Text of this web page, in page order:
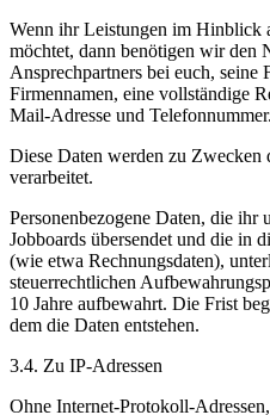
Wenn ihr Leistungen im Hinblick
möchtet, dann benötigen wir den
Ansprechpartners bei euch,
Firmennamen, eine vollständige
Mail-Adresse und Telefonnummer.
Diese Daten werden zu Zwecken
verarbeitet.
Personenbezogene Daten, die ihr
Jobboards übersendet und die in
(wie etwa Rechnungsdaten),
steuerrechtlichen
10 Jahre aufbewahrt. Die Frist
dem die Daten entstehen.
3.4. Zu IP-Adressen
Ohne Internet-Protokoll-